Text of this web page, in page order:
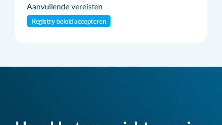
Aanvullende vereisten
Registry beleid accepteren